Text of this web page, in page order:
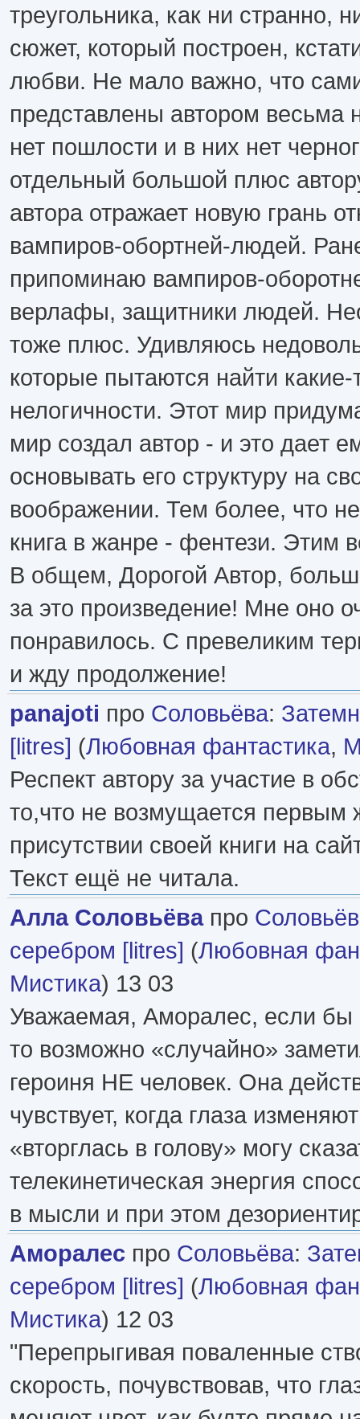
треугольника, как ни странно,
сюжет, который построен,
любви. Не мало важно, что
представлены автором весьма
нет пошлости и в них нет
отдельный большой плюс
автора отражает новую грань
вампиров-обортней-людей.
припоминаю вампиров-
верлафы, защитники людей.
тоже плюс. Удивляюсь
которые пытаются найти
нелогичности. Этот мир
мир создал автор - и это дает
основывать его структуру на
воображении. Тем более, что
книга в жанре - фентези. Этим
В общем, Дорогой Автор,
за это произведение! Мне оно
понравилось. С превеликим
и жду продолжение!
panajoti про Соловьёва:
[litres] (Любовная фантастика,
Респект автору за участие в
то,что не возмущается первым
присутствии своей книги на
Текст ещё не читала.
Алла Соловьёвапро
серебром [litres] (Любовная
Мистика) 13 03
Уважаемая, Аморалес, если бы
то возможно «случайно»
героиня НЕ человек. Она
чувствует, когда глаза
«вторглась в голову» могу
телекинетическая энергия
в мысли и при этом
Аморалес про Соловьёва:
серебром [litres] (Любовная
Мистика) 12 03
"Перепрыгивая поваленные
скорость, почувствовав, что